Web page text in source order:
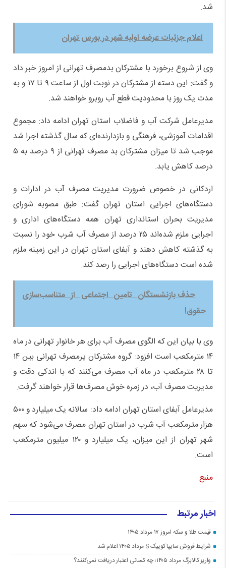
شد.
اعلام جزئیات عرضه اولیه شهر در بورس تهران
وی از شروع برخورد با مشترکان بدمصرف تهرانی از امروز خبر داد
و گفت: این دسته از مشترکان در نوبت اول از ساعت ۹ تا ۱۷ و به
مدت یک روز با محدودیت قطع آب روبرو خواهند شد.
مدیرعامل شرکت آب و فاضلاب استان تهران ادامه داد: مجموع
اقدامات آموزشی، فرهنگی و بازدارنده‌ای که سال گذشته اجرا شد
موجب شد تا میزان مشترکان بد مصرف تهرانی از ۹ درصد به ۵
درصد کاهش یابد.
اردکانی در خصوص ضرورت مدیریت مصرف آب در ادارات و
دستگاه‌های اجرایی استان تهران گفت: طبق مصوبه شورای
مدیریت بحران استانداری تهران همه دستگاه‌های اداری و
اجرایی ملزم شده‌اند ۲۵ درصد از مصرف آب شرب خود را نسبت
به گذشته کاهش دهند و آبفای استان تهران در این زمینه ملزم
شده است دستگاه‌های اجرایی را رصد کند.
حذف بازنشستگان تامین اجتماعی از متناسب‌سازی
حقوق!
وی با بیان این‌ که الگوی مصرف آب برای هر خانوار تهرانی در ماه
۱۴ مترمکعب است افزود: گروه مشترکان پرمصرف تهرانی بین ۱۴
تا ۲۸ مترمکعب در ماه آب مصرف می‌کنند که با اندکی دقت و
مدیریت مصرف آب، در زمره خوش مصرف‌ها قرار خواهند گرفت.
مدیرعامل آبفای استان تهران ادامه داد: سالانه یک میلیارد و ۵۰۰
هزار مترمکعب آب شرب در استان تهران مصرف می‌شود که سهم
شهر تهران از این میزان، یک میلیارد و ۱۲۰ میلیون مترمکعب
است.
منبع
اخبار مرتبط
قیمت طلا و سکه امروز ۱۷ مرداد ۱۴۰۵
شرایط فروش سایپا کوییک S مرداد ۱۴۰۵ اعلام شد
واریز کالابرگ مرداد ۱۴۰۵؛ چه کسانی اعتبار دریافت نمی‌کنند؟